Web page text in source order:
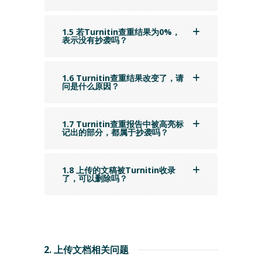
1.5 若Turnitin查重结果为0%，
表示没有抄袭吗？
1.6 Turnitin查重结果改变了，请
问是什么原因？
1.7 Turnitin查重报告中被高亮标
记出的部分，都属于抄袭吗？
1.8 上传的文稿被Turnitin收录
了，可以删除吗？
2. 上传文档相关问题